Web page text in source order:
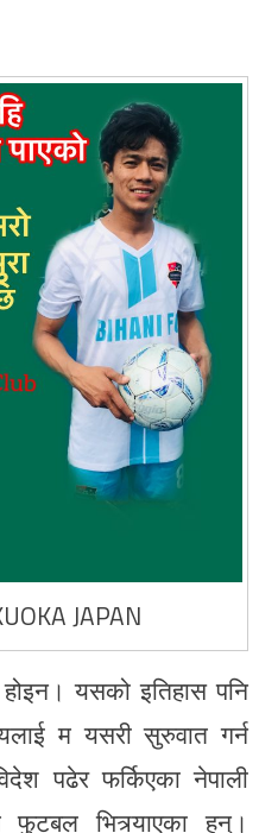
JAPAN
यसको इतिहास पनि
म यसरी सुरुवात गर्न
पढेर फर्किएका नेपाली
फुटबल भित्र्याएका हुन्।